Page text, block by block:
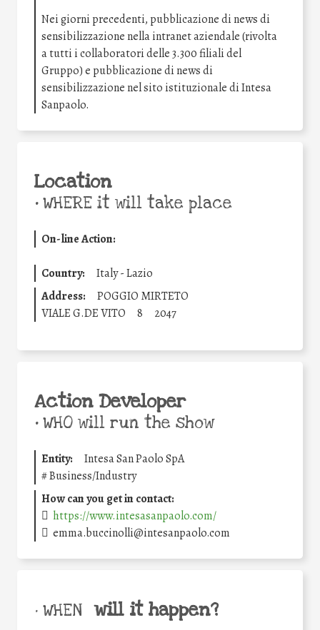
Nei giorni precedenti, pubblicazione di news di
sensibilizzazione nella intranet aziendale (rivolta
a tutti i collaboratori delle 3.300 filiali del
Gruppo) e pubblicazione di news di
sensibilizzazione nel sito istituzionale di Intesa
Sanpaolo.
Location
•WHERE it will take place
On-line Action:
Country:
Italy - Lazio
Address:
POGGIO MIRTETO
VIALE G.DE VITO
8 2047
Action Developer
•WHO will run the show
Entity:
Intesa San Paolo SpA
#Business/Industry
How can you get in contact:
https://www.intesasanpaolo.com/
emma.buccinolli@intesanpaolo.com
• WHEN will it happen?